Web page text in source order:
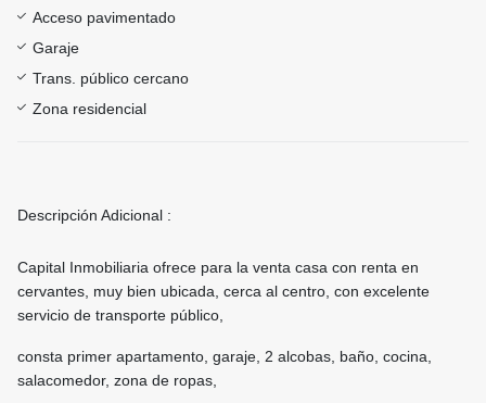
Acceso pavimentado
Garaje
Trans. público cercano
Zona residencial
Descripción Adicional :
Capital Inmobiliaria ofrece para la venta casa con renta en
cervantes, muy bien ubicada, cerca al centro, con excelente
servicio de transporte público,
consta primer apartamento, garaje, 2 alcobas, baño, cocina,
salacomedor, zona de ropas,